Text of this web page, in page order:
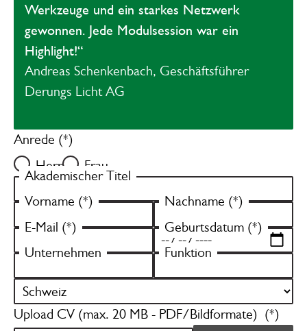
Werkzeuge und ein starkes Netzwerk
gewonnen. Jede Modulsession war ein
Highlight!“
Andreas Schenkenbach, Geschäftsführer
Derungs Licht AG
Anrede (*)
Herr
Frau
Akademischer Titel
Vorname (*)
Nachname (*)
E-Mail (*)
Geburtsdatum (*)
Unternehmen
Funktion
Upload CV (max. 20 MB - PDF/Bildformate) (*)